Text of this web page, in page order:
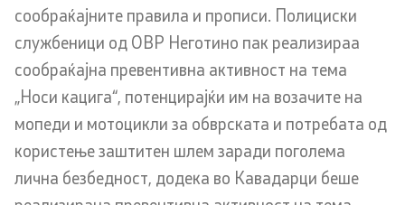
Комисија за оружје
Линкови
Министерства
Институции
сообраќајните правила и прописи. Полициски
службеници од ОВР Неготино пак реализираа
сообраќајна превентивна активност на тема
„Носи кацига“, потенцирајќи им на возачите на
мопеди и мотоцикли за обврската и потребата од
користење заштитен шлем заради поголема
лична безбедност, додека во Кавадарци беше